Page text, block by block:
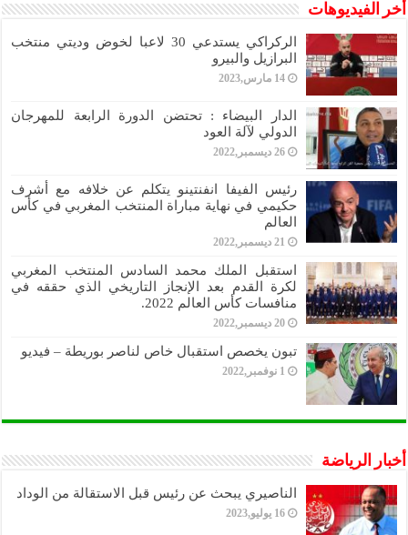
أخر الفيديوهات
الركراكي يستدعي 30 لاعبا لخوض وديتي منتخب
البرازيل والبيرو
14 مارس,2023
الدار البيضاء : تحتضن الدورة الرابعة للمهرجان
الدولي لآلة العود
26 ديسمبر,2022
رئيس الفيفا انفنتينو يتكلم عن خلافه مع أشرف
حكيمي في نهاية مباراة المنتخب المغربي في كأس
العالم
21 ديسمبر,2022
استقبل الملك محمد السادس المنتخب المغربي
لكرة القدم بعد الإنجاز التاريخي الذي حققه في
منافسات كأس العالم 2022.
20 ديسمبر,2022
تبون يخصص استقبال خاص لناصر بوريطة – فيديو
1 نوفمبر,2022
أخبار الرياضة
الناصيري يبحث عن رئيس قبل الاستقالة من الوداد
16 يوليو,2023